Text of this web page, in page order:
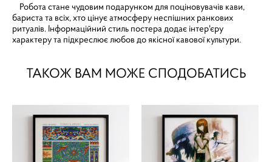
Робота стане чудовим подарунком для поціновувачів кави,
бариста та всіх, хто цінує атмосферу неспішних ранкових
ритуалів. Інформаційний стиль постера додає інтер'єру
характеру та підкреслює любов до якісної кавової культури.
ТАКОЖ ВАМ МОЖЕ СПОДОБАТИСЬ